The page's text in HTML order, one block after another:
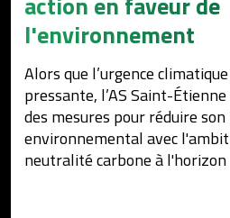
l'environnement
Alors que l’urgence
pressante, l’AS Saint-
des mesures pour réduire
environnemental avec
neutralité carbone à